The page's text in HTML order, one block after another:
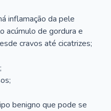
inflamação da pele
acúmulo de gordura e
cravos até cicatrizes;
benigno que pode se